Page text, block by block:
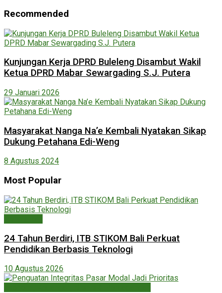
Recommended
Kunjungan Kerja DPRD Buleleng Disambut Wakil
Ketua DPRD Mabar Sewargading S.J. Putera
29 Januari 2026
Masyarakat Nanga Na’e Kembali Nyatakan Sikap
Dukung Petahana Edi-Weng
8 Agustus 2024
Most Popular
24 Tahun Berdiri, ITB STIKOM Bali Perkuat
Pendidikan Berbasis Teknologi
10 Agustus 2026